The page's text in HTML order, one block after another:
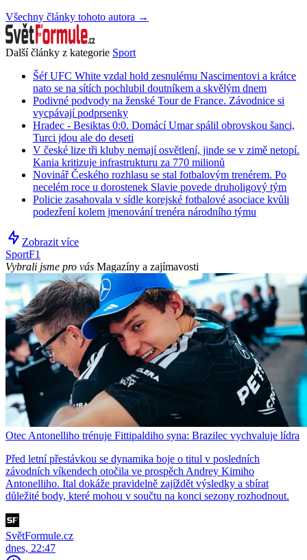
Všechny články tohoto autora →
Další články z kategorie Sport
Šéf UFC White vzdal hold zesnulému Nascimentovi a krátce
nato se na sítích pochlubil doutníkem a skvělým dnem
Podivné podvody na ženské Tour de France. Závodnice si
vycpávají podprsenky
Hradec - Besiktas 0:0. Domácí Umar spálil obrovskou šanci,
Turci jdou ale do deseti
V české lize tři kluby nemají osvětlení, jinde se v zimě netopí.
Kania kritizuje infrastrukturu za 770 milionů
Novinář Českého rozhlasu se stal fotbalovým trenérem. Po
necelém roce u dorostenek Slavie povede druholigový tým
Policie zasahovala v sídle korejské fotbalové asociace kvůli
podezření kolem jmenování trenéra národního týmu
Zobrazit více
SportF1
Vybrali jsme pro vás Magazíny a zajímavosti
Otec Antonelliho trénuje Fittipaldiho syna: Brazilec vychvaluje lídra
Před letní přestávkou se dynamika boje o titul v posledních
závodních víkendech otočila ve prospěch Andrey Kimiho
Antonelliho. Ital dokáže pravidelně zajíždět výsledky a sbírat
důležité body, které mohou v součtu na konci sezony rozhodnout.
SvětFormule.cz
dnes, 22:47